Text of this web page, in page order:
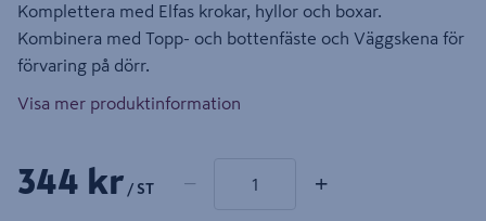
Komplettera med Elfas krokar, hyllor och boxar.
Kombinera med Topp- och bottenfäste och Väggskena för
förvaring på dörr.
Visa mer produktinformation
344 kr / ST − +